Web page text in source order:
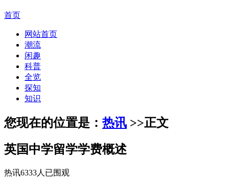
首页
网站首页
潮流
闲趣
科普
全览
探知
知识
您现在的位置是： 热讯 >>正文
英国中学留学学费概述
热讯6333人已围观